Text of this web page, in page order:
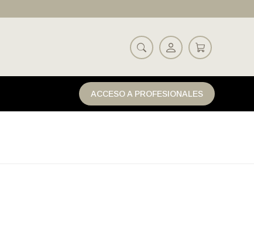
ACCESO A PROFESIONALES